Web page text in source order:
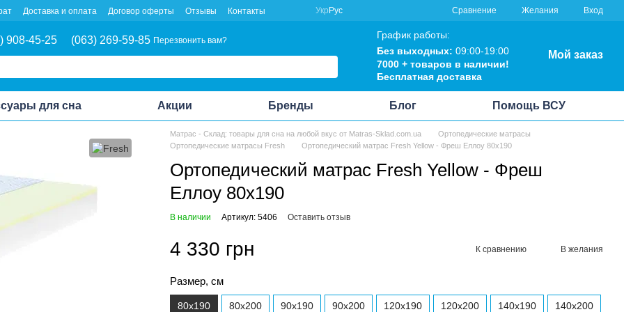
Доставка и оплата Договор оферты Отзывы Контакты Укр Рус Сравнение Желания Вход
908-45-25 (063) 269-59-85 Перезвонить вам?
График работы:
Без выходных: 09:00-19:00
7000 + товаров в наличии!
Бесплатная доставка
Мой заказ
для сна Акции Бренды Блог Помощь ВСУ
Матрас - Склад: товары для сна на любой вкус от Matras-Sklad.com.ua
Ортопедические матрасы
Ортопедические матрасы Fresh
Ортопедический матрас Fresh Yellow - Фреш Еллоу 80x190
Ортопедический матрас Fresh Yellow - Фреш
Еллоу 80x190
В наличии Артикул: 5406 Оставить отзыв
4 330 грн К сравнению В желания
Размер, см
80x190 80x200 90x190 90x200 120x190 120x200 140x190 140x200